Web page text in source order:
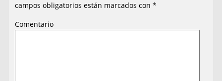
campos obligatorios están marcados con*
Comentario